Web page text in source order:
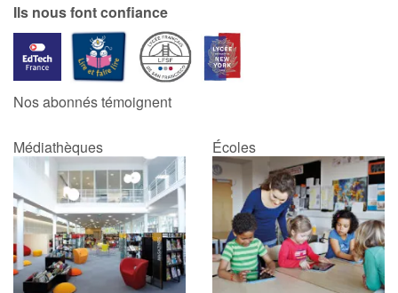
Aide
Accueil
Famille
Écoles
Médiathèques
Vidéos & Tutoriaux
Ils nous font confiance
Nos abonnés témoignent
Médiathèques Écoles